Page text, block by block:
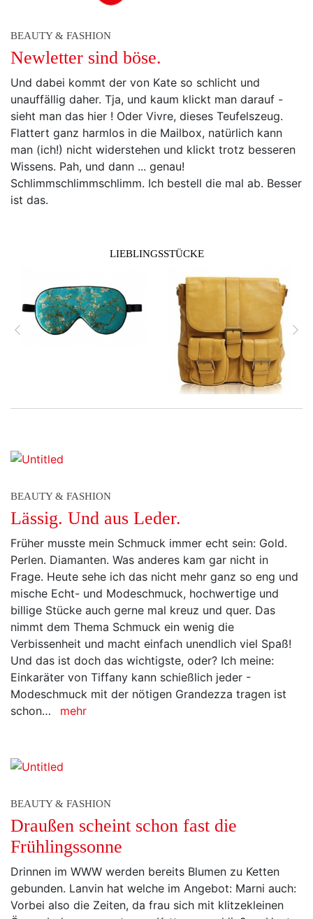
BEAUTY & FASHION
Newletter sind böse.
Und dabei kommt der von Kate so schlicht und
unauffällig daher. Tja, und kaum klickt man darauf -
sieht man das hier ! Oder Vivre, dieses Teufelszeug.
Flattert ganz harmlos in die Mailbox, natürlich kann
man (ich!) nicht widerstehen und klickt trotz besseren
Wissens. Pah, und dann ... genau!
Schlimmschlimmschlimm. Ich bestell die mal ab. Besser
ist das.
LIEBLINGSSTÜCKE
zurück vor
BEAUTY & FASHION
Lässig. Und aus Leder.
Früher musste mein Schmuck immer echt sein: Gold.
Perlen. Diamanten. Was anderes kam gar nicht in
Frage. Heute sehe ich das nicht mehr ganz so eng und
mische Echt- und Modeschmuck, hochwertige und
billige Stücke auch gerne mal kreuz und quer. Das
nimmt dem Thema Schmuck ein wenig die
Verbissenheit und macht einfach unendlich viel Spaß!
Und das ist doch das wichtigste, oder? Ich meine:
Einkaräter von Tiffany kann schießlich jeder -
Modeschmuck mit der nötigen Grandezza tragen ist
schon…
mehr
BEAUTY & FASHION
Draußen scheint schon fast die
Frühlingssonne
Drinnen im WWW werden bereits Blumen zu Ketten
gebunden. Lanvin hat welche im Angebot: Marni auch:
Vorbei also die Zeiten, da frau sich mit klitzekleinen